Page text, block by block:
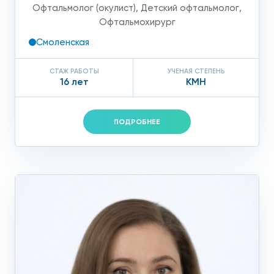
диагностики.Компьютерная статическая периметрия
позволяет врачу выбрать тест, наиболее подходящий
конкретному пациенту, что повышает эффективность
Результаты обследования
На полученной распечатке результатов диагностики врач
видит участки, где зрительная функция в норме, снижена
участков с нарушением визуализации, оценить
Патологии, которые выявляет статическая периметрия:
Различные виды дефектов зрения;
Сужение границ периферического зрения;
Офтальмолог (окулист), Детский офтальмолог,
Офтальмохирург
Смоленская
СТАЖ РАБОТЫ
16 лет
УЧЕНАЯ СТЕПЕНЬ
КМН
ПОДРОБНЕЕ